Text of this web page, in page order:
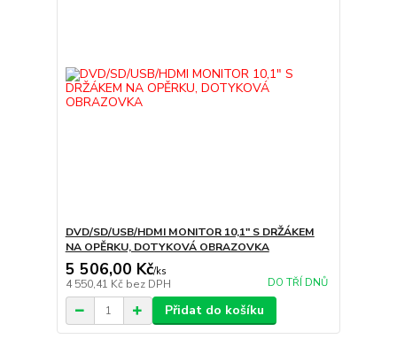
DVD/SD/USB/HDMI MONITOR 10,1" S DRŽÁKEM
NA OPĚRKU, DOTYKOVÁ OBRAZOVKA
5 506,00 Kč/ks
4 550,41 Kč bez DPH DO TŘÍ DNŮ
Přidat do košíku